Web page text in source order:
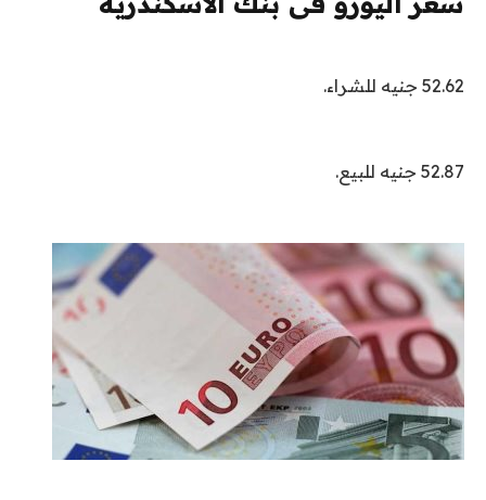
52.62 جنيه للشراء.
52.87 جنيه للبيع.